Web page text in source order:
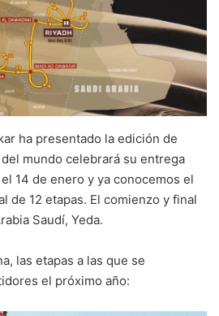
ha presentado la edición de
mundo celebrará su entrega
14 de enero y ya conocemos el
de 12 etapas. El comienzo y final
Saudí, Yeda.
las etapas a las que se
el próximo año: